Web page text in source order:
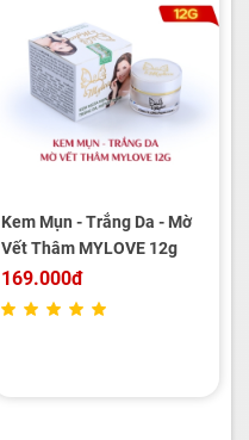
Kem Mụn - Trắng Da - Mờ
Vết Thâm MYLOVE 12g
169.000đ